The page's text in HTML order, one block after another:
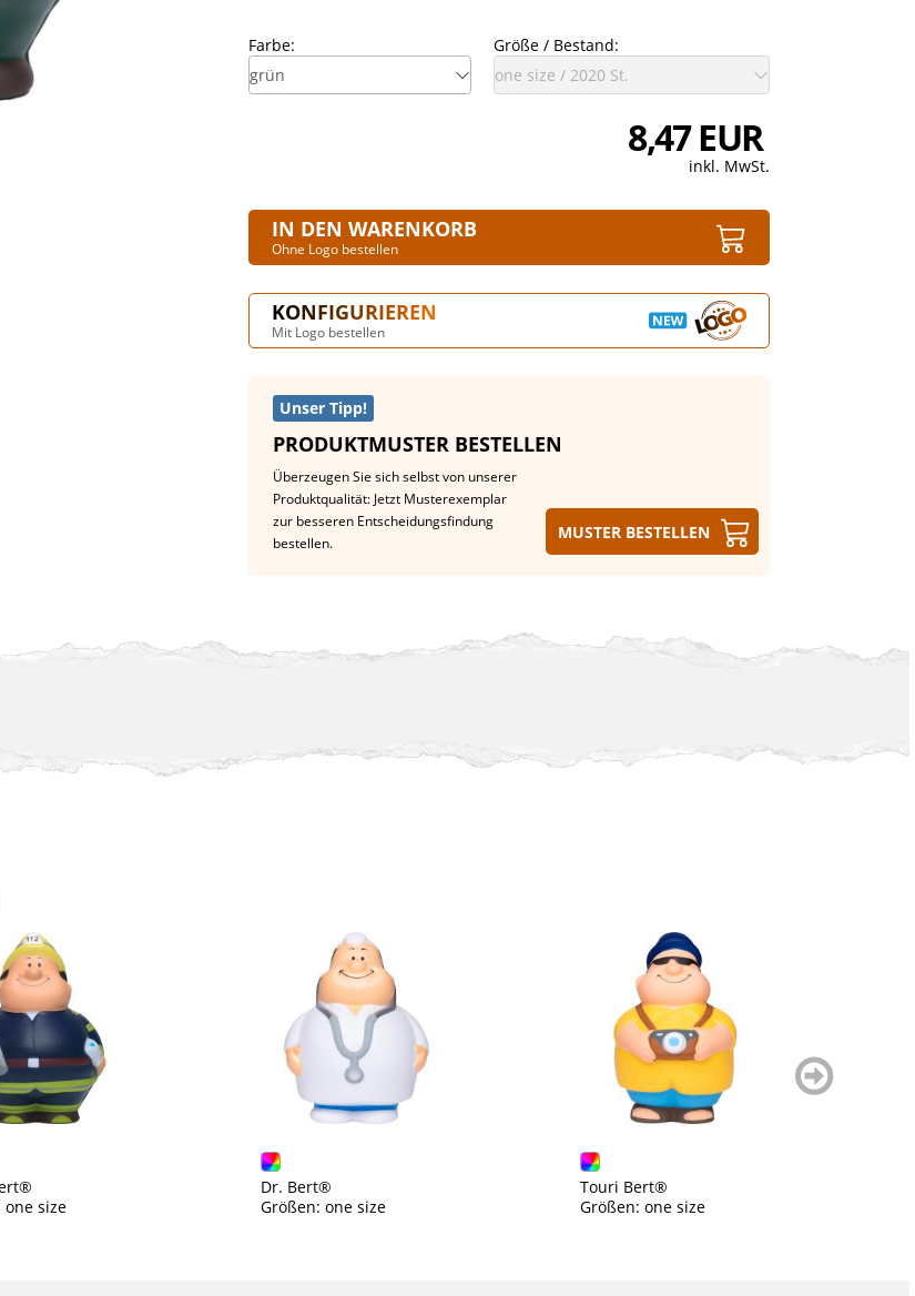
Farbe: Größe / Bestand:
8,47 EUR
inkl. MwSt.
IN DEN WARENKORB
Ohne Logo bestellen
KONFIGURIEREN
Mit Logo bestellen
Unser Tipp!
PRODUKTMUSTER BESTELLEN
Überzeugen Sie sich selbst von unserer
Produktqualität: Jetzt Musterexemplar
zur besseren Entscheidungsfindung
bestellen.
Muster bestellen
one size
Dr. Bert®
Größen: one size
Touri Bert®
Größen: one size
weiter
blättern